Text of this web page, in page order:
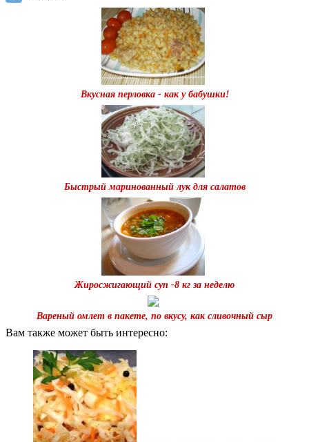
Вкусная перловка - как у бабушки!
Быстрый маринованный лук для салатов
Жиросжигающий суп -8 кг за неделю
Вареный омлет в пакете, по вкусу, как сливочный сыр
Вам также может быть интересно: